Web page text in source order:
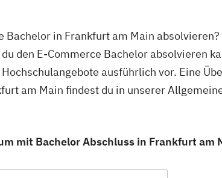
Bachelor in Frankfurt am Main
den E-Commerce Bachelor absolvieren
ausführlich vor. Eine
am Main findest du in unserer
mit Bachelor Abschluss in Frankfurt am